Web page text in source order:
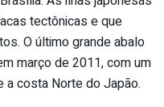
tectônicas e que
O último grande abalo
março de 2011, com um
a costa Norte do Japão.